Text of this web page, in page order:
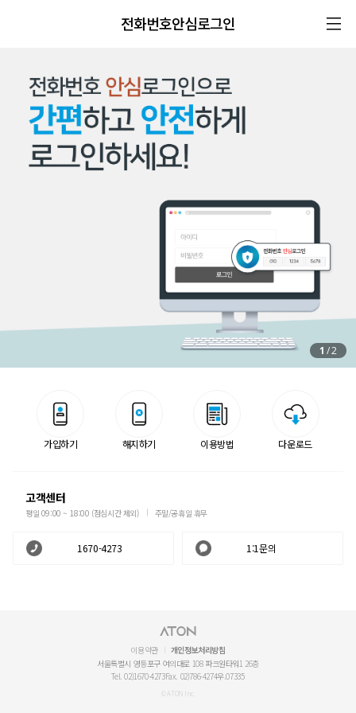
전화번호안심로그인
1 /2
가입하기 해지하기 이용방법 다운로드
고객센터
평일 09:00 ~ 18:00 (점심시간 제외) 주말/공휴일 휴무
1670-4273 1:1문의
이용약관
개인정보처리방침
서울특별시 영등포구 여의대로 108 파크원타워1 26층
Tel. 02)1670-4273Fax. 02)786-4274우.07335
© ATON Inc.